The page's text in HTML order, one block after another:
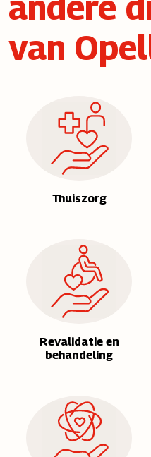
van
Thuiszorg
Revalidatie en
behandeling